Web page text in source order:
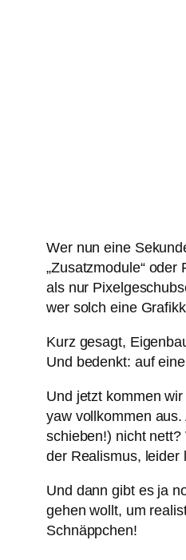
Wer nun eine
„Zusatzmodule“
als nur
wer solch eine
Kurz gesagt,
Und bedenkt: auf
Und jetzt kommen
yaw vollkommen
schieben!) nicht
der Realismus, leider
Und dann gibt es ja
gehen wollt, um
Schnäppchen!